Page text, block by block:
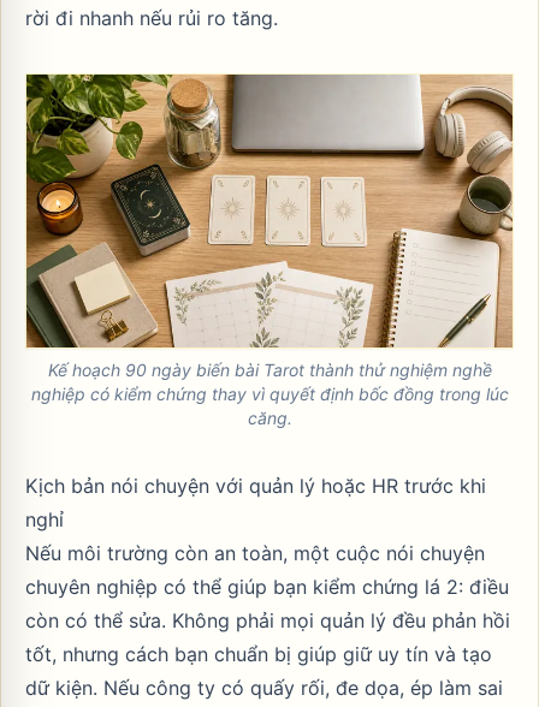
rời đi nhanh nếu rủi ro tăng.
Kế hoạch 90 ngày biến bài Tarot thành thử nghiệm nghề
nghiệp có kiểm chứng thay vì quyết định bốc đồng trong lúc
căng.
Kịch bản nói chuyện với quản lý hoặc HR trước khi
nghỉ
Nếu môi trường còn an toàn, một cuộc nói chuyện
chuyên nghiệp có thể giúp bạn kiểm chứng lá 2: điều
còn có thể sửa. Không phải mọi quản lý đều phản hồi
tốt, nhưng cách bạn chuẩn bị giúp giữ uy tín và tạo
dữ kiện. Nếu công ty có quấy rối, đe dọa, ép làm sai